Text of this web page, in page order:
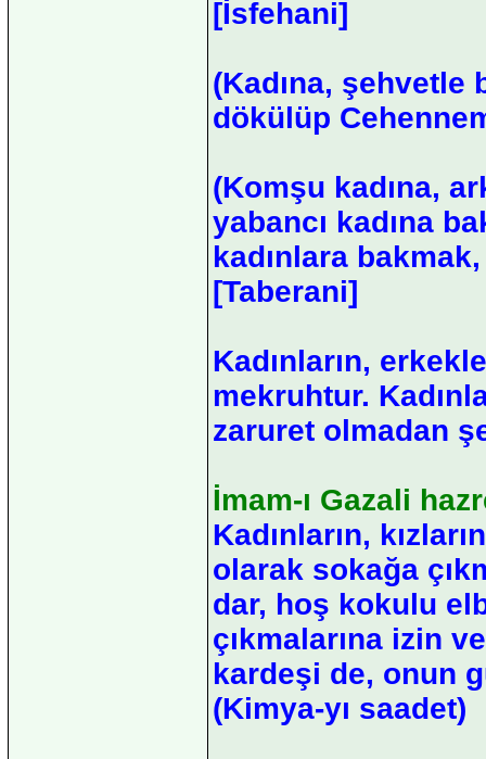
[İsfehani]
(Kadına, şehvetle
dökülüp
(Komşu kadına,
yabancı kadına
kadınlara
[Taberani]
Kadınların,
mekruhtur.
zaruret olmadan
İmam-ı Gazali
Kadınların,
olarak sokağa
dar, hoş kokulu
çıkmalarına izin
kardeşi de, onun
(Kimya-yı saadet)